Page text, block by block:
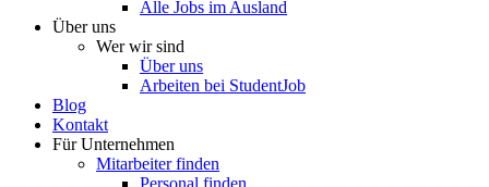
Alle Jobs im Ausland
Über uns
Wer wir sind
Über uns
Arbeiten bei StudentJob
Blog
Kontakt
Für Unternehmen
Mitarbeiter finden
Personal finden